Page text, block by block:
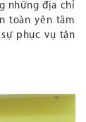
những địa chỉ
toàn yên tâm
phục vụ tận